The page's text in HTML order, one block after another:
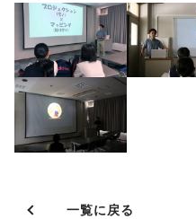
一覧に戻る